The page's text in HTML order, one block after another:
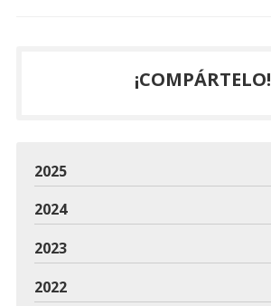
¡COMPÁRTELO!
2025
2024
2023
2022